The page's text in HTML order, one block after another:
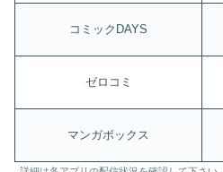
コミックDAYS
ゼロコミ
マンガボックス